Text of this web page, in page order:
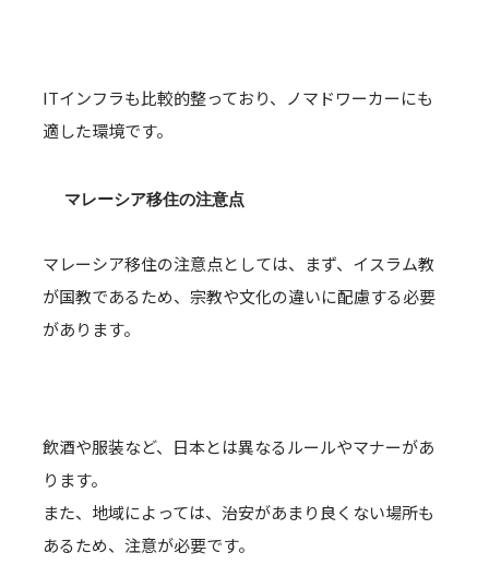
ITインフラも比較的整っており、ノマドワーカーにも
適した環境です。
マレーシア移住の注意点
マレーシア移住の注意点としては、まず、イスラム教
が国教であるため、宗教や文化の違いに配慮する必要
があります。
飲酒や服装など、日本とは異なるルールやマナーがあ
ります。
また、地域によっては、治安があまり良くない場所も
あるため、注意が必要です。